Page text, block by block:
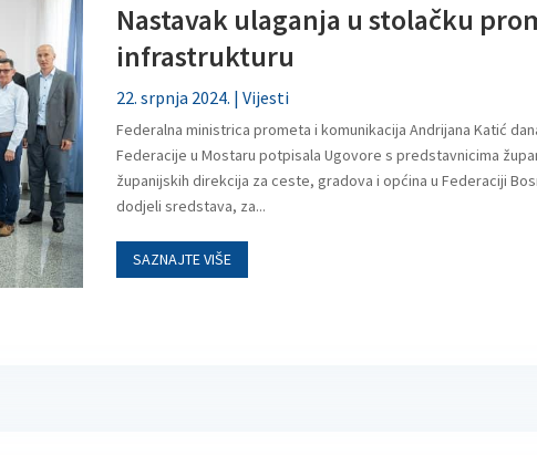
Nastavak ulaganja u stolačku
infrastrukturu
22. srpnja 2024. |Vijesti
Federalna ministrica prometa i komunikacija Andrijana Katić
Federacije u Mostaru potpisala Ugovore s predstavnicima
županijskih direkcija za ceste, gradova i općina u Federaciji
dodjeli sredstava, za...
SAZNAJTE VIŠE